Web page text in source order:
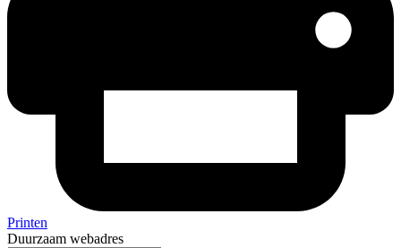
Printen
Duurzaam webadres